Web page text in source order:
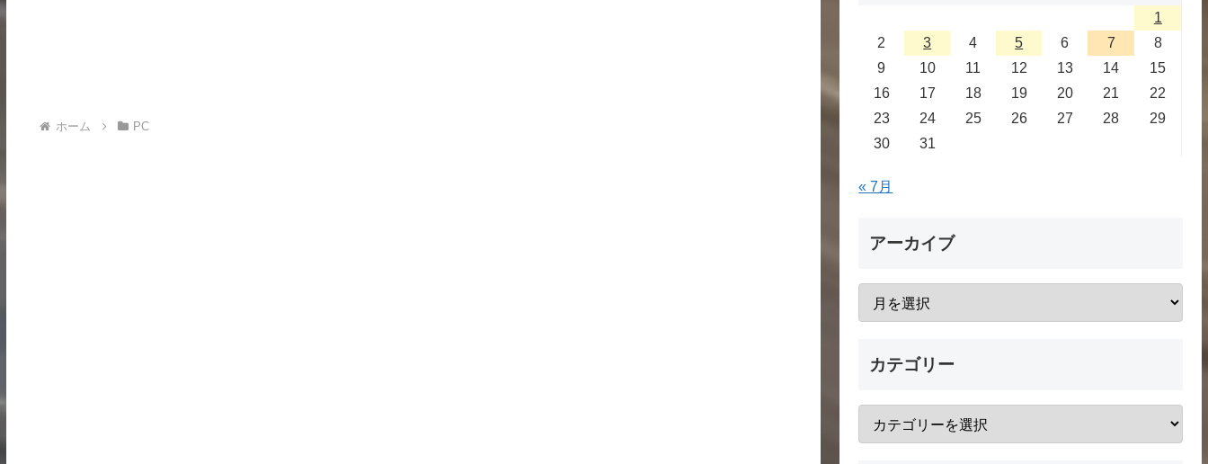
ホーム PC
1
2
3 4 5 6 7
8
9
10 11 12 13 14
15
16
17 18 19 20 21
22
23
24 25 26 27 28
29
30
31
« 7月
アーカイブ
カテゴリー